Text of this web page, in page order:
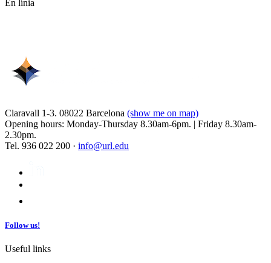
En línia
Claravall 1-3. 08022 Barcelona (show me on map)
Opening hours: Monday-Thursday 8.30am-6pm. | Friday 8.30am-
2.30pm.
Tel. 936 022 200 · info@url.edu
Follow us!
Useful links